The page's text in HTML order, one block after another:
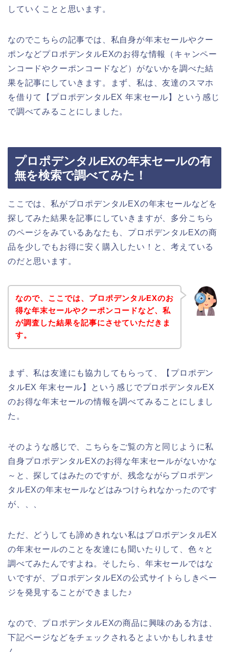
していくことと思います。
なのでこちらの記事では、私自身が年末セールやクー
ポンなどプロポデンタルEXのお得な情報（キャンペー
ンコードやクーポンコードなど）がないかを調べた結
果を記事にしていきます。まず、私は、友達のスマホ
を借りて【プロポデンタルEX 年末セール】という感じ
で調べてみることにしました。
プロポデンタルEXの年末セールの有
無を検索で調べてみた！
ここでは、私がプロポデンタルEXの年末セールなどを
探してみた結果を記事にしていきますが、多分こちら
のページをみているあなたも、プロポデンタルEXの商
品を少しでもお得に安く購入したい！と、考えている
のだと思います。
なので、ここでは、プロポデンタルEXのお
得な年末セールやクーポンコードなど、私
が調査した結果を記事にさせていただきま
す。
まず、私は友達にも協力してもらって、【プロポデン
タルEX 年末セール】という感じでプロポデンタルEX
のお得な年末セールの情報を調べてみることにしまし
た。
そのような感じで、こちらをご覧の方と同じように私
自身プロポデンタルEXのお得な年末セールがないかな
～と、探してはみたのですが、残念ながらプロポデン
タルEXの年末セールなどはみつけられなかったのです
が、、、
ただ、どうしても諦めきれない私はプロポデンタルEX
の年末セールのことを友達にも聞いたりして、色々と
調べてみたんですよね。そしたら、年末セールではな
いですが、プロポデンタルEXの公式サイトらしきペー
ジを発見することができました♪
なので、プロポデンタルEXの商品に興味のある方は、
下記ページなどをチェックされるとよいかもしれませ